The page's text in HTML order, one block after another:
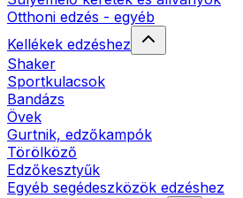
Otthoni edzés - egyéb
Kellékek edzéshez
Shaker
Sportkulacsok
Bandázs
Övek
Gurtnik, edzőkampók
Törölköző
Edzőkesztyűk
Egyéb segédeszközök edzéshez